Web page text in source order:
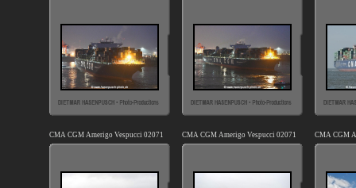
CMA CGM Amerigo Vespucci 020711-04.jpgCMA CGM Amerigo Vespucci 020711-13.jpgCMA CGM